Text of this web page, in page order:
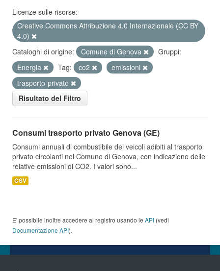
Licenze sulle risorse:
Creative Commons Attribuzione 4.0 Internazionale (CC BY
4.0)
Cataloghi di origine:
Comune di Genova
Gruppi:
Energia
Tag: co2
emissioni
trasporto-privato
Risultato del Filtro
Consumi trasporto privato Genova (GE)
Consumi annuali di combustibile dei veicoli adibiti al trasporto
privato circolanti nel Comune di Genova, con indicazione delle
relative emissioni di CO2. I valori sono...
CSV
E' possibile inoltre accedere al registro usando le API (vedi
Documentazione API).